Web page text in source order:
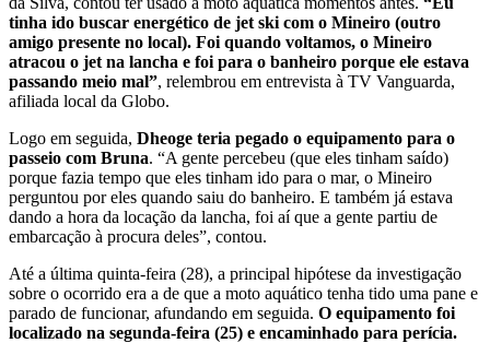
tinha ido buscar energético de jet ski com o Mineiro (outro
amigo presente no local). Foi quando voltamos, o Mineiro
atracou o jet na lancha e foi para o banheiro porque ele estava
passando meio mal”, relembrou em entrevista à TV Vanguarda,
afiliada local da Globo.
Logo em seguida, Dheoge teria pegado o equipamento para o
passeio com Bruna. “A gente percebeu (que eles tinham saído)
porque fazia tempo que eles tinham ido para o mar, o Mineiro
perguntou por eles quando saiu do banheiro. E também já estava
dando a hora da locação da lancha, foi aí que a gente partiu de
embarcação à procura deles”, contou.
Até a última quinta-feira (28), a principal hipótese da investigação
sobre o ocorrido era a de que a moto aquático tenha tido uma pane e
parado de funcionar, afundando em seguida. O equipamento foi
localizado na segunda-feira (25) e encaminhado para perícia.